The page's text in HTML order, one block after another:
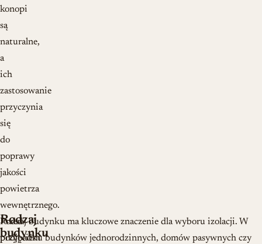
konopi
są
naturalne,
a
ich
zastosowanie
przyczynia
się
do
poprawy
jakości
powietrza
wewnętrznego.
Przed
podjęciem
Rodzaj
budynku
Rodzaj budynku ma kluczowe znaczenie dla wyboru izolacji. W
przypadku budynków jednorodzinnych, domów pasywnych czy